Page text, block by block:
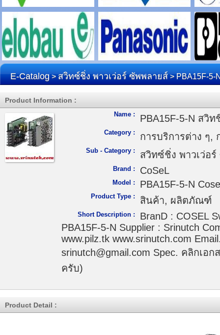
E-Catalog>สวิทซ์ชิ่ง พาวเว่อร์ ซัพพลายส์> PBA15F-5-
Product Information :
Name : PBA15F-5-N สวิ
Category : การบริการต่าง ๆ,
Sub - Category : สวิทซ์ชิ่ง พาวเว่อ
Brand : CoSeL
Model : PBA15F-5-N
Product Type : สินค้า, ผลิตภัณฑ์
Short Description :
BranD : COSEL
PBA15F-5-N Supplier : Srinutch
www.pilz.tk www.srinutch.com
srinutch@gmail.com Spec. คลิกเอ
ครับ)
Product Detail :